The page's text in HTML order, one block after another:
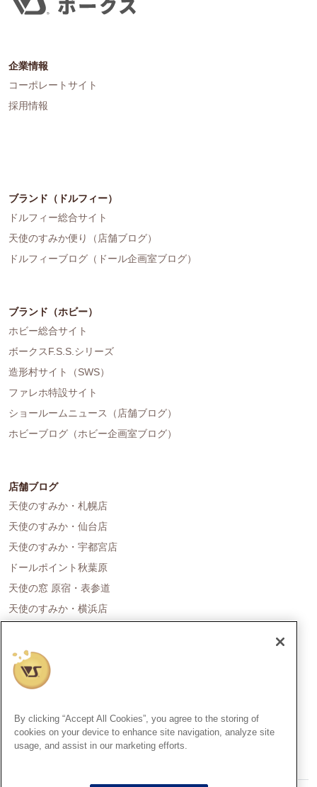
企業情報
コーポレートサイト
採用情報
ブランド（ドルフィー）
ドルフィー総合サイト
天使のすみか便り（店舗ブログ）
ドルフィーブログ（ドール企画室ブログ）
ブランド（ホビー）
ホビー総合サイト
ボークスF.S.S.シリーズ
造形村サイト（SWS）
ファレホ特設サイト
ショールームニュース（店舗ブログ）
ホビーブログ（ホビー企画室ブログ）
店舗ブログ
天使のすみか・札幌店
天使のすみか・仙台店
天使のすみか・宇都宮店
ドールポイント秋葉原
天使の窓 原宿・表参道
天使のすみか・横浜店
天使の里 霞中庵
ドールポイント大阪
天使のすみか・神戸店
天使のすみか・福岡店
By clicking “Accept All Cookies”, you agree to the storing of
cookies on your device to enhance site navigation, analyze site
usage, and assist in our marketing efforts.